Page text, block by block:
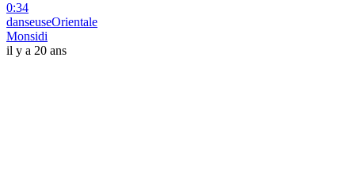
0:34
danseuseOrientale
Monsidi
il y a 20 ans